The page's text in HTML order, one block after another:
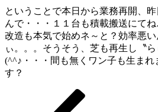
ということで本日から業務再開、
んで・・・１１台も積載搬送にて
改造も本気で始めネ～と？効率悪
ぃ。。。そうそう、芝も再生し〝
(^^♪・・・間も無くワン子も生ま
す？